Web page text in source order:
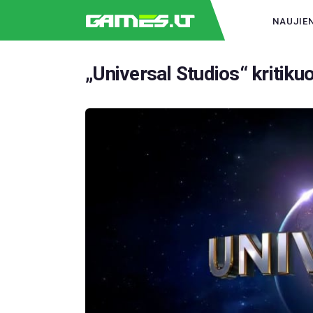
„Universal Studios“